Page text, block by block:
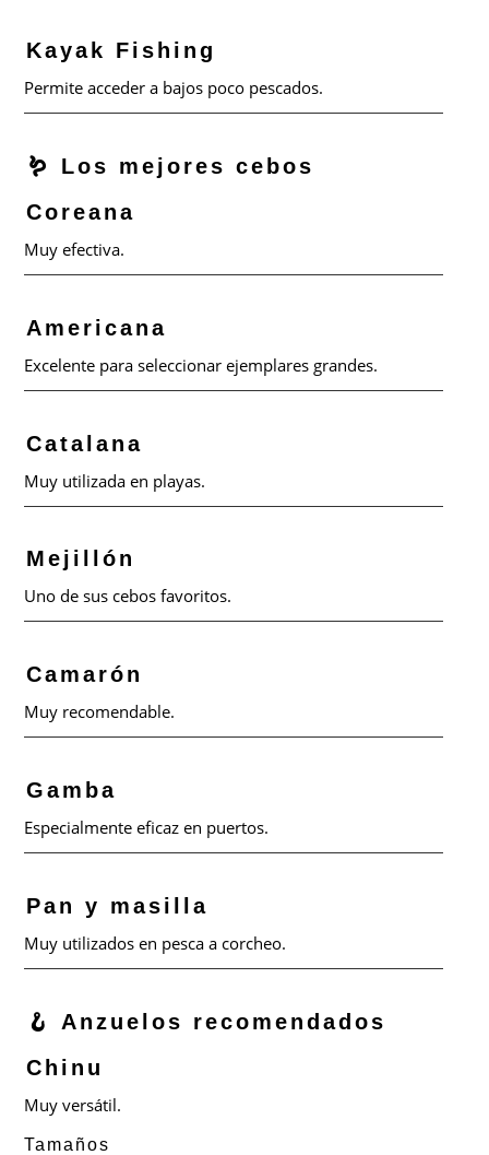
Kayak Fishing
Permite acceder a bajos poco pescados.
🪱 Los mejores cebos
Coreana
Muy efectiva.
Americana
Excelente para seleccionar ejemplares grandes.
Catalana
Muy utilizada en playas.
Mejillón
Uno de sus cebos favoritos.
Camarón
Muy recomendable.
Gamba
Especialmente eficaz en puertos.
Pan y masilla
Muy utilizados en pesca a corcheo.
🪝 Anzuelos recomendados
Chinu
Muy versátil.
Tamaños